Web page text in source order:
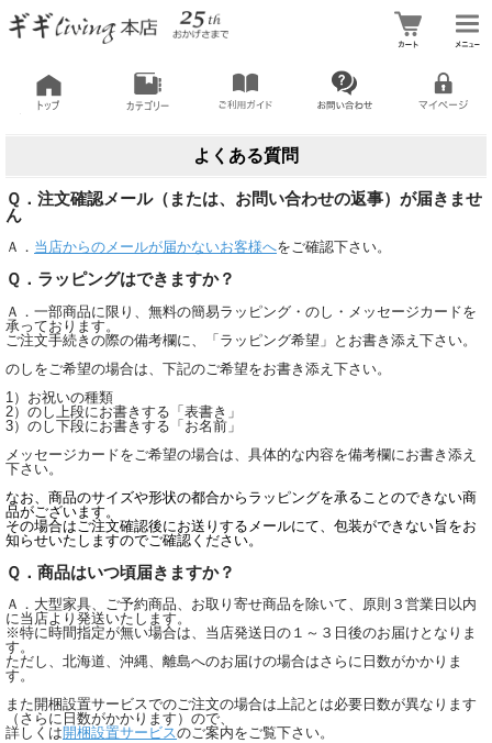
よくある質問
Ｑ．注文確認メール（または、お問い合わせの返事）が届きませ
ん
Ａ． 当店からのメールが届かないお客様へをご確認下さい。
Ｑ．ラッピングはできますか？
Ａ．一部商品に限り、無料の簡易ラッピング・のし・メッセージカードを
承っております。
ご注文手続きの際の備考欄に、「ラッピング希望」とお書き添え下さい。
のしをご希望の場合は、下記のご希望をお書き添え下さい。
1）お祝いの種類
2）のし上段にお書きする「表書き」
3）のし下段にお書きする「お名前」
メッセージカードをご希望の場合は、具体的な内容を備考欄にお書き添え
下さい。
なお、商品のサイズや形状の都合からラッピングを承ることのできない商
品がございます。
その場合はご注文確認後にお送りするメールにて、包装ができない旨をお
知らせいたしますのでご確認ください。
Ｑ．商品はいつ頃届きますか？
Ａ．大型家具、ご予約商品、お取り寄せ商品を除いて、原則３営業日以内
に当店より発送いたします。
※特に時間指定が無い場合は、当店発送日の１～３日後のお届けとなりま
す。
ただし、北海道、沖縄、離島へのお届けの場合はさらに日数がかかりま
す。
また開梱設置サービスでのご注文の場合は上記とは必要日数が異なります
（さらに日数がかかります）ので、
詳しくは開梱設置サービスのご案内をご覧下さい。